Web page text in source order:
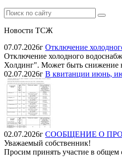
Новости ТСЖ
07.07.2026г Отключение
Отключение холодного
Холдинг". Может быть снижение
02.07.2026г В квитанции июнь,
02.07.2026г СООБЩЕНИЕ О
Уважаемый собственник!
Просим принять участие в